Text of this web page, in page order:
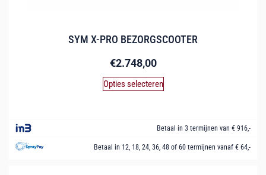
SYM X-PRO BEZORGSCOOTER
€2.748,00
Opties selecteren
Betaal in 3 termijnen van € 916,-
Betaal in 12, 18, 24, 36, 48 of 60 termijnen vanaf € 64,-